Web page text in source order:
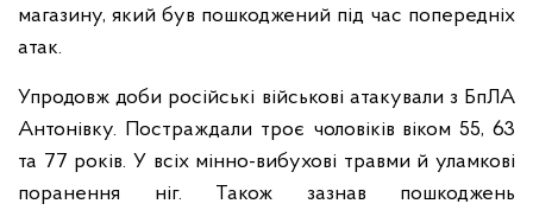
магазину, який був пошкоджений під час попередніх
атак.
Упродовж доби російські військові атакували з БпЛА
Антонівку. Постраждали троє чоловіків віком 55, 63
та 77 років. У всіх мінно-вибухові травми й уламкові
поранення ніг. Також зазнав пошкоджень